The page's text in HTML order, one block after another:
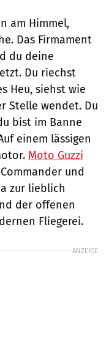
am Himmel,
Das Firmament
du deine
Du riechst
Heu, siehst wie
Stelle wendet. Du
bist im Banne
einem lässigen
Moto Guzzi
Commander und
zur lieblich
der offenen
Fliegerei.
ANZEIGE